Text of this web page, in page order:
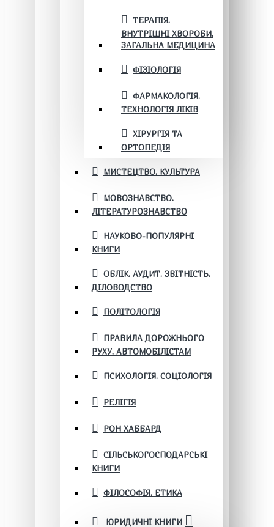
ТЕРАПІЯ.
ВНУТРІШНІ ХВОРОБИ.
ЗАГАЛЬНА МЕДИЦИНА
ФІЗІОЛОГІЯ
ФАРМАКОЛОГІЯ.
ТЕХНОЛОГІЯ ЛІКІВ
ХІРУРГІЯ ТА
ОРТОПЕДІЯ
МИСТЕЦТВО. КУЛЬТУРА
МОВОЗНАВСТВО.
ЛІТЕРАТУРОЗНАВСТВО
НАУКОВО-ПОПУЛЯРНІ
КНИГИ
ОБЛІК. АУДИТ. ЗВІТНІСТЬ.
ДІЛОВОДСТВО
ПОЛІТОЛОГІЯ
ПРАВИЛА ДОРОЖНЬОГО
РУХУ. АВТОМОБІЛІСТАМ
ПСИХОЛОГІЯ. СОЦІОЛОГІЯ
РЕЛІГІЯ
РОН ХАББАРД
СІЛЬСЬКОГОСПОДАРСЬКІ
КНИГИ
ФІЛОСОФІЯ. ЕТИКА
ЮРИДИЧНІ КНИГИ